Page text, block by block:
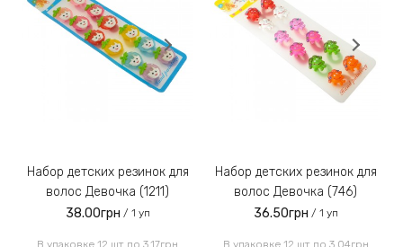
Набор детских резинок для
волос Девочка (1211)
38.00грн / 1 уп
В упаковке 12 шт по 3.17грн
Набор детских резинок для
волос Девочка (746)
36.50грн / 1 уп
В упаковке 12 шт по 3.04грн